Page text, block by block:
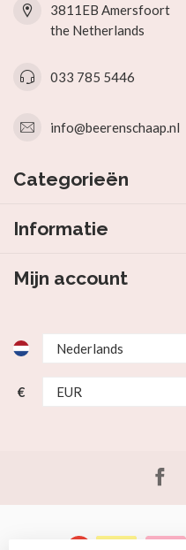
3811EB Amersfoort
the Netherlands
033 785 5446
info@beerenschaap.nl
Categorieën
Informatie
Mijn account
€